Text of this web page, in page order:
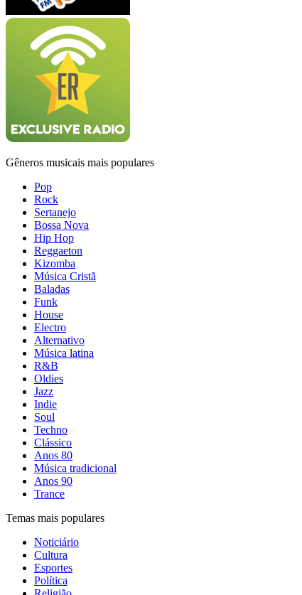
Gêneros musicais mais populares
Pop
Rock
Sertanejo
Bossa Nova
Hip Hop
Reggaeton
Kizomba
Música Cristã
Baladas
Funk
House
Electro
Alternativo
Música latina
R&B
Oldies
Jazz
Indie
Soul
Techno
Clássico
Anos 80
Música tradicional
Anos 90
Trance
Temas mais populares
Noticiário
Cultura
Esportes
Política